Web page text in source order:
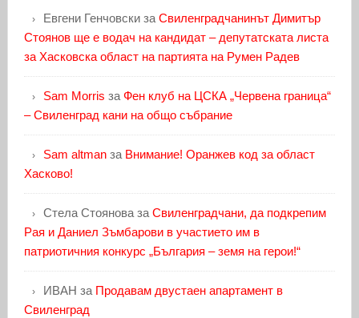
Евгени Генчовскиза Свиленградчанинът Димитър
Стоянов ще е водач на кандидат – депутатската листа
за Хасковска област на партията на Румен Радев
Sam Morris за Фен клуб на ЦСКА „Червена граница“
– Свиленград кани на общо събрание
Sam altmanза Внимание! Оранжев код за област
Хасково!
Стела Стояноваза Свиленградчани, да подкрепим
Рая и Даниел Зъмбарови в участието им в
патриотичния конкурс „България – земя на герои!“
ИВАН за Продавам двустаен апартамент в
Свиленград